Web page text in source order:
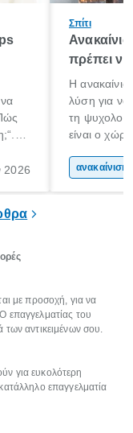
2026
Σπίτι
πρέπει να
Η
λύση για να
τη
είναι ο
Επομένως,
με προσοχή, για να
επαγγελματίας του
αντικειμένων σου.
για ευκολότερη
επαγγελματία